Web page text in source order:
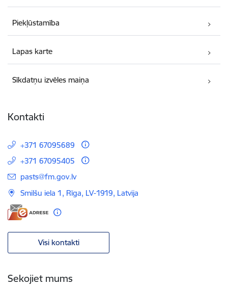
Piekļūstamība
Lapas karte
Sīkdatņu izvēles maiņa
Kontakti
+371 67095689
+371 67095405
E-pasts:
pasts@fm.gov.lv
Smilšu iela 1, Rīga, LV-1919, Latvija
Visi kontakti
Sekojiet mums